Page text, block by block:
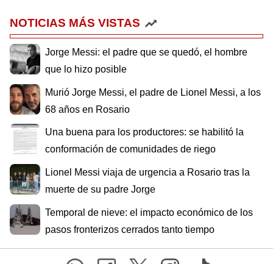
NOTICIAS MÁS VISTAS
Jorge Messi: el padre que se quedó, el hombre
que lo hizo posible
Murió Jorge Messi, el padre de Lionel Messi, a los
68 años en Rosario
Una buena para los productores: se habilitó la
conformación de comunidades de riego
Lionel Messi viaja de urgencia a Rosario tras la
muerte de su padre Jorge
Temporal de nieve: el impacto económico de los
pasos fronterizos cerrados tanto tiempo